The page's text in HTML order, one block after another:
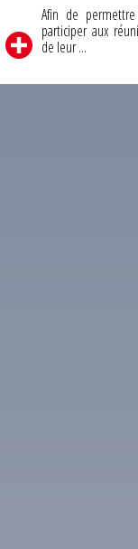
Afin de
participer aux
de leur ...